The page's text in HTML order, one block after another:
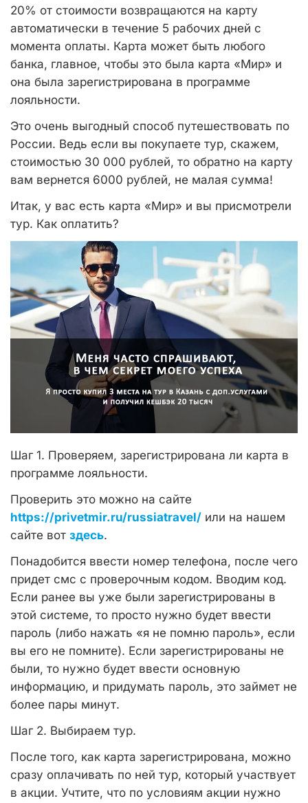
20% от стоимости возвращаются на карту
автоматически в течение 5 рабочих дней с
момента оплаты. Карта может быть любого
банка, главное, чтобы это была карта «Мир» и
она была зарегистрирована в программе
лояльности.
Это очень выгодный способ путешествовать по
России. Ведь если вы покупаете тур, скажем,
стоимостью 30 000 рублей, то обратно на карту
вам вернется 6000 рублей, не малая сумма!
Итак, у вас есть карта «Мир» и вы присмотрели
тур. Как оплатить?
Шаг 1. Проверяем, зарегистрирована ли карта в
программе лояльности.
Проверить это можно на сайте
https://privetmir.ru/russiatravel/ или на нашем
сайте вот здесь.
Понадобится ввести номер телефона, после чего
придет смс с проверочным кодом. Вводим код.
Если ранее вы уже были зарегистрированы в
этой системе, то просто нужно будет ввести
пароль (либо нажать «я не помню пароль», если
вы его не помните). Если зарегистрированы не
были, то нужно будет ввести основную
информацию, и придумать пароль, это займет не
более пары минут.
Шаг 2. Выбираем тур.
После того, как карта зарегистрирована, можно
сразу оплачивать по ней тур, который участвует
в акции. Учтите, что по условиям акции нужно